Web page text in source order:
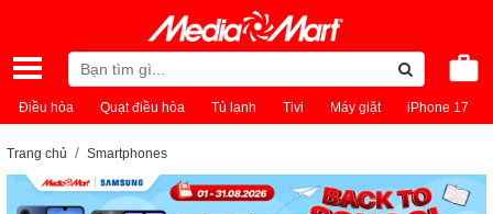
Điều hòa Quạt điều hòa Tủ lạnh Tivi Máy giặt iPhone 17
Trang chủ Smartphones